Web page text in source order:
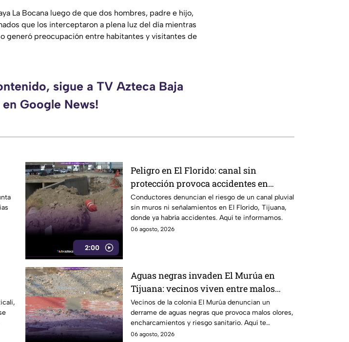
La Bocana luego de que dos hombres, padre e hijo,
que los interceptaron a plena luz del día mientras
generó preocupación entre habitantes y visitantes de
sigue a TV Azteca Baja
Google News!
2:00
Peligro en El Florido: canal sin
protección provoca accidentes en
Parque Industrial de Tijuana
Conductores denuncian el riesgo de un canal pluvial
sin muros ni señalamientos en El Florido, Tijuana,
donde ya habría accidentes. Aquí te informamos.
06 agosto, 2026
Aguas negras invaden El Murúa en
Tijuana: vecinos viven entre malos
olores y riesgos
Vecinos de la colonia El Murúa denuncian un
derrame de aguas negras que provoca malos olores,
encharcamientos y riesgo sanitario. Aquí te
informamos.
06 agosto, 2026